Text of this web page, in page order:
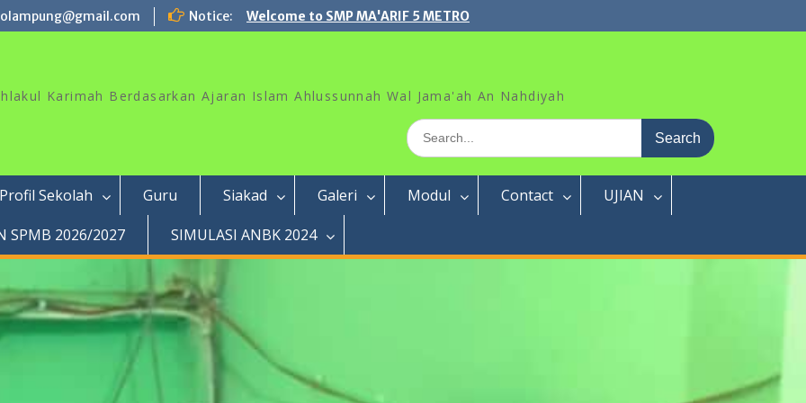
Notice: Welcome to SMP MA'ARIF 5 METRO
Karimah Berdasarkan Ajaran Islam Ahlussunnah Wal Jama'ah An Nahdiyah
Search
for:
Profil Sekolah Guru Siakad Galeri Modul Contact
UJIAN
SPMB 2026/2027 SIMULASI ANBK 2024